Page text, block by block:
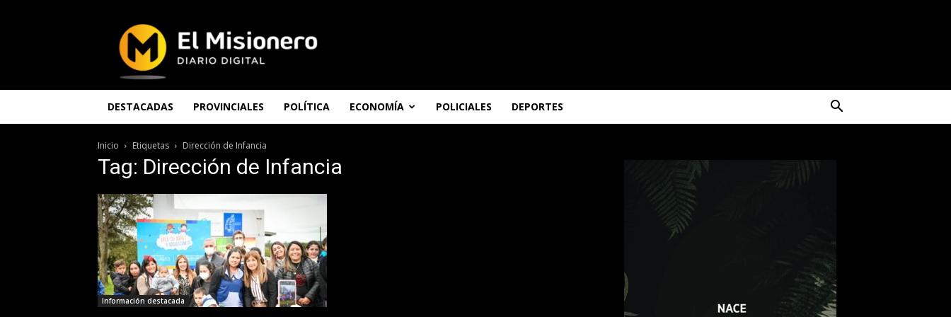
Misionero
DESTACADAS PROVINCIALES POLÍTICA ECONOMÍA POLICIALES DEPORTES
Inicio Etiquetas Dirección de Infancia
Tag: Dirección de Infancia
Información destacada